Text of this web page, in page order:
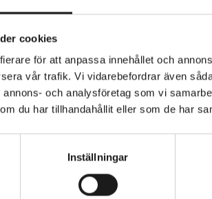
cookies
för att anpassa innehållet och
vår trafik. Vi vidarebefordrar även
och analysföretag som vi
du har tillhandahållit eller som de har
Inställningar
Hyban 2.0 ACE gör att du
det stora, utanpåliggande visiret
Integrerade, avtagbara topgrids
regn och insekter.
synlighet tack vare ljusstarka reflexer
omfattande insektsskydd
63